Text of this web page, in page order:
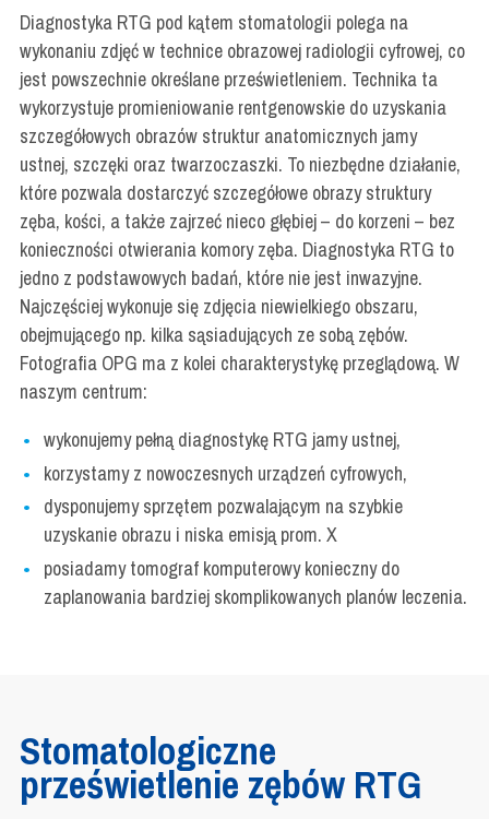
Diagnostyka RTG pod kątem stomatologii polega na
wykonaniu zdjęć w technice obrazowej radiologii cyfrowej, co
jest powszechnie określane prześwietleniem. Technika ta
wykorzystuje promieniowanie rentgenowskie do uzyskania
szczegółowych obrazów struktur anatomicznych jamy
ustnej, szczęki oraz twarzoczaszki. To niezbędne działanie,
które pozwala dostarczyć szczegółowe obrazy struktury
zęba, kości, a także zajrzeć nieco głębiej – do korzeni – bez
konieczności otwierania komory zęba. Diagnostyka RTG to
jedno z podstawowych badań, które nie jest inwazyjne.
Najczęściej wykonuje się zdjęcia niewielkiego obszaru,
obejmującego np. kilka sąsiadujących ze sobą zębów.
Fotografia OPG ma z kolei charakterystykę przeglądową. W
naszym centrum:
wykonujemy pełną diagnostykę RTG jamy ustnej,
korzystamy z nowoczesnych urządzeń cyfrowych,
dysponujemy sprzętem pozwalającym na szybkie
uzyskanie obrazu i niska emisją prom. X
posiadamy tomograf komputerowy konieczny do
zaplanowania bardziej skomplikowanych planów leczenia.
Stomatologiczne
prześwietlenie zębów RTG